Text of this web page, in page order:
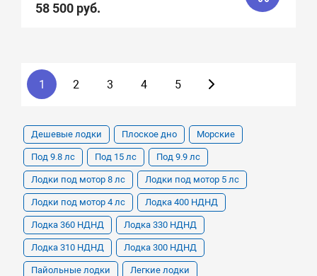
58 500 руб.
1 2 3 4 5
Дешевые лодки Плоское дно Морские
Под 9.8 лс Под 15 лс Под 9.9 лс
Лодки под мотор 8 лс Лодки под мотор 5 лс
Лодки под мотор 4 лс Лодка 400 НДНД
Лодка 360 НДНД Лодка 330 НДНД
Лодка 310 НДНД Лодка 300 НДНД
Пайольные лодки Легкие лодки